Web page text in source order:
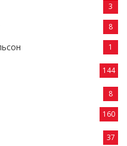
3
8
1
144
8
160
37